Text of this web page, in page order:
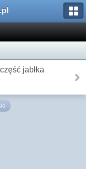
jabłka